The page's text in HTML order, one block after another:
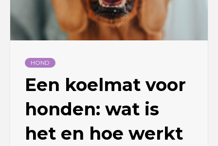
HOND
Een koelmat voor
honden: wat is
het en hoe werkt